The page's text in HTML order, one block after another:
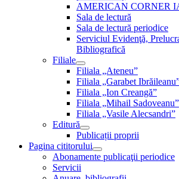
AMERICAN CORNER
Sala de lectură
Sala de lectură periodice
Serviciul Evidenţă,
Bibliografică
Filiale
Filiala „Ateneu”
Filiala „Garabet
Filiala „Ion Creangă”
Filiala „Mihail Sadoveanu”
Filiala „Vasile Alecsandri”
Editură
Publicații proprii
Pagina cititorului
Abonamente publicaţii periodice
Servicii